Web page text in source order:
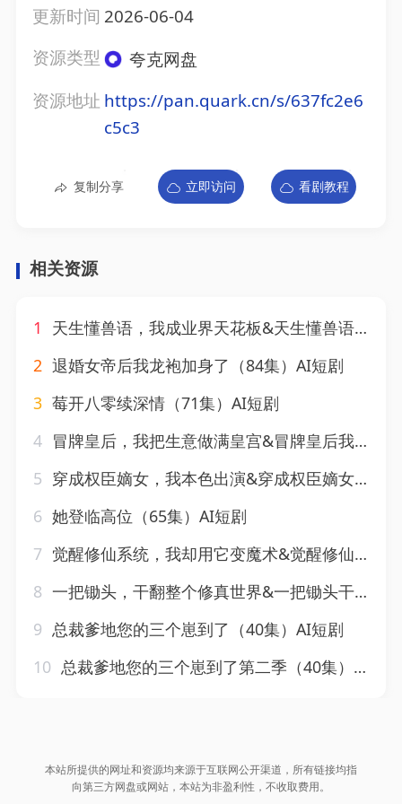
更新时间 2026-06-04
资源类型
夸克网盘
资源地址 https://pan.quark.cn/s/637fc2e6
c5c3
复制分享 立即访问 看剧教程
相关资源
1
天生懂兽语，我成业界天花板&天生懂兽语我成业界天花板（44集）AI短剧
2 退婚女帝后我龙袍加身了（84集）AI短剧
3 莓开八零续深情（71集）AI短剧
4 冒牌皇后，我把生意做满皇宫&冒牌皇后我把生意做满皇宫（93集）AI短剧
5 穿成权臣嫡女，我本色出演&穿成权臣嫡女我本色出演（49集）AI短剧
6 她登临高位（65集）AI短剧
7 觉醒修仙系统，我却用它变魔术&觉醒修仙系统我却用它变魔术（70集）AI短剧
8 一把锄头，干翻整个修真世界&一把锄头干翻整个修真世界（62集）AI短剧
9 总裁爹地您的三个崽到了（40集）AI短剧
10 总裁爹地您的三个崽到了第二季（40集）AI短剧
本站所提供的网址和资源均来源于互联网公开渠道，所有链接均指
向第三方网盘或网站，本站为非盈利性，不收取费用。